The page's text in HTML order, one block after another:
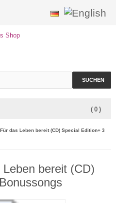
SUCHEN
( 0 )
das Leben bereit (CD) Special Edition+ 3
bereit (CD)